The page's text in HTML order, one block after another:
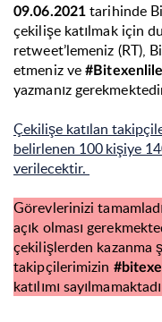
09.06.2021tarihinde
çekilişe katılmak için
retweet’lemeniz (RT),
etmeniz ve
yazmanız
Çekilişe katılan
belirlenen 100 kişiye
verilecektir.
Görevlerinizi
açık olması
çekilişlerden kazanma
takipçilerimizin
katılımı